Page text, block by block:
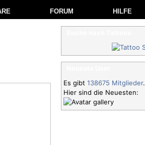
FORUM HILFE
Es gibt 138675 Mitglieder.
Hier sind die Neuesten: